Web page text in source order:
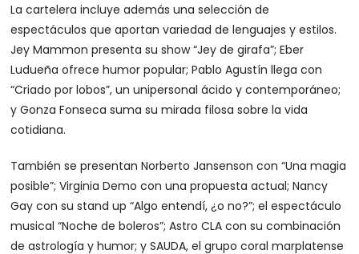
La cartelera incluye además una selección de
espectáculos que aportan variedad de lenguajes y estilos.
Jey Mammon presenta su show “Jey de girafa”; Eber
Ludueña ofrece humor popular; Pablo Agustín llega con
“Criado por lobos”, un unipersonal ácido y contemporáneo;
y Gonza Fonseca suma su mirada filosa sobre la vida
cotidiana.
También se presentan Norberto Jansenson con “Una magia
posible”; Virginia Demo con una propuesta actual; Nancy
Gay con su stand up “Algo entendí, ¿o no?”; el espectáculo
musical “Noche de boleros”; Astro CLA con su combinación
de astrología y humor; y SAUDA, el grupo coral marplatense